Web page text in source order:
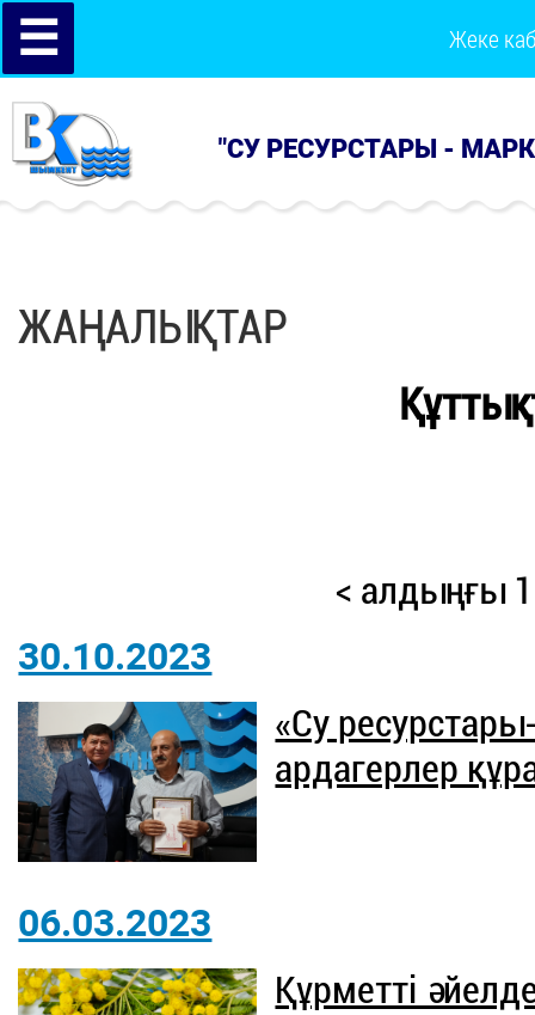
☰ Жеке
"СУ РЕСУРСТАРЫ -
ЖАҢАЛЫҚТАР
< алдыңғы 1
30.10.2023
«Су
ардагерлер
06.03.2023
Құрметті